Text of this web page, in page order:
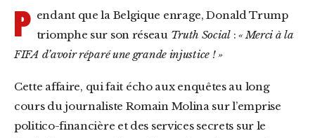
P endant que la Belgique enrage, Donald Trump
triomphe sur son réseau Truth Social:« Merci à la
FIFA d’avoir réparé une grande injustice ! »
Cette affaire, qui fait écho aux enquêtes au long
cours du journaliste Romain Molina sur l’emprise
politico-financière et des services secrets sur le